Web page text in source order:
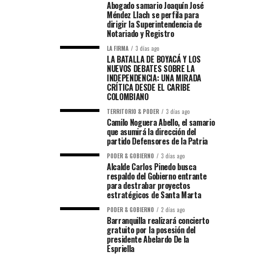
Abogado samario Joaquín José
Méndez Llach se perfila para
dirigir la Superintendencia de
Notariado y Registro
LA FIRMA 3 días ago
LA BATALLA DE BOYACÁ Y LOS
NUEVOS DEBATES SOBRE LA
INDEPENDENCIA: UNA MIRADA
CRÍTICA DESDE EL CARIBE
COLOMBIANO
TERRITORIO & PODER 3 días ago
Camilo Noguera Abello, el samario
que asumirá la dirección del
partido Defensores de la Patria
PODER & GOBIERNO 3 días ago
Alcalde Carlos Pinedo busca
respaldo del Gobierno entrante
para destrabar proyectos
estratégicos de Santa Marta
PODER & GOBIERNO 2 días ago
Barranquilla realizará concierto
gratuito por la posesión del
presidente Abelardo De la
Espriella